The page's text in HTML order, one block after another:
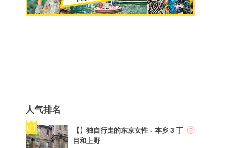
人气排名
【】独自行走的东京女性 - 本乡 3 丁
目和上野